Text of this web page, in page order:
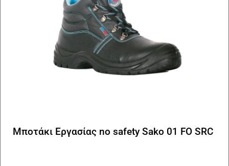
Μποτάκι Εργασίας no safety Sako 01 FO SRC